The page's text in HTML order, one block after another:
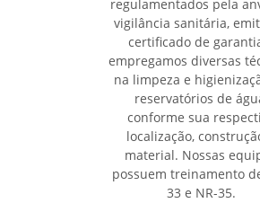
regulamentados pela
vigilância sanitária,
certificado de
empregamos diversas
na limpeza e
reservatórios de
conforme sua
localização,
material. Nossas
possuem treinamento
33 e NR-35.